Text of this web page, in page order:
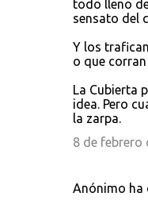
todo lleno
sensato del
Y los
o que corran
La Cubierta
idea. Pero
la zarpa.
8 de febrero
Anónimo